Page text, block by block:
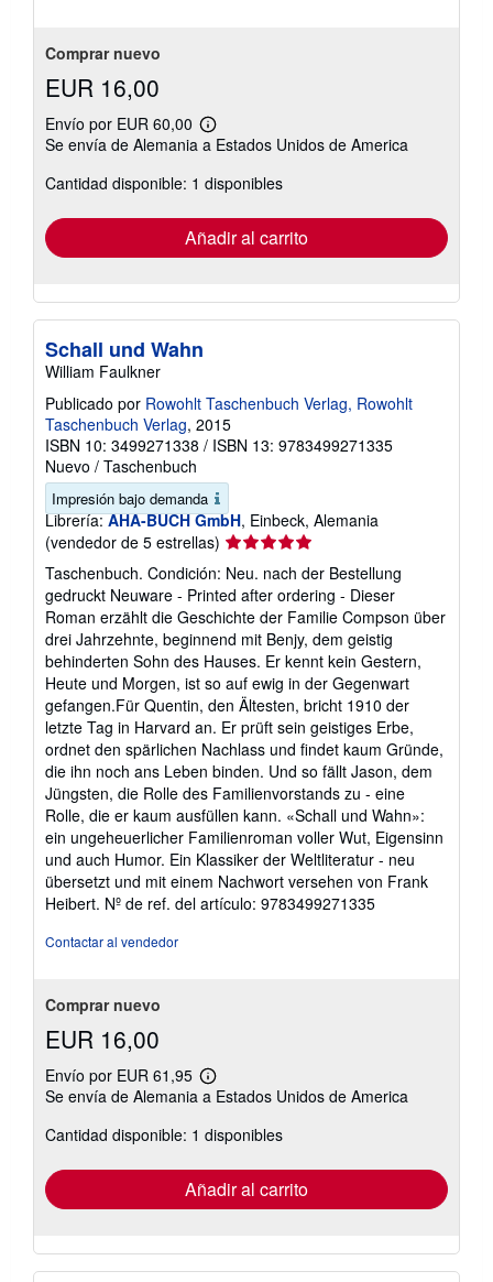
Comprar nuevo
EUR 16,00
Envío por EUR 60,00
Más
información
las
tarifas
envío
Se envía de Alemania a Estados Unidos de America
Cantidad disponible: 1 disponibles
Añadir al carrito
Schall und Wahn
William Faulkner
Publicado por Rowohlt Taschenbuch Verlag, Rowohlt
Taschenbuch Verlag, 2015
ISBN 10: 3499271338 / ISBN 13: 9783499271335
Nuevo / Taschenbuch
Impresión bajo demanda
Librería: AHA-BUCH GmbH, Einbeck, Alemania
(vendedor de 5 estrellas) Calificación
del
vendedor:
5
de
5
estrellas
Taschenbuch. Condición: Neu. nach der Bestellung
gedruckt Neuware - Printed after ordering - Dieser
Roman erzählt die Geschichte der Familie Compson über
drei Jahrzehnte, beginnend mit Benjy, dem geistig
behinderten Sohn des Hauses. Er kennt kein Gestern,
Heute und Morgen, ist so auf ewig in der Gegenwart
gefangen.Für Quentin, den Ältesten, bricht 1910 der
letzte Tag in Harvard an. Er prüft sein geistiges Erbe,
ordnet den spärlichen Nachlass und findet kaum Gründe,
die ihn noch ans Leben binden. Und so fällt Jason, dem
Jüngsten, die Rolle des Familienvorstands zu - eine
Rolle, die er kaum ausfüllen kann. «Schall und Wahn»:
ein ungeheuerlicher Familienroman voller Wut, Eigensinn
und auch Humor. Ein Klassiker der Weltliteratur - neu
übersetzt und mit einem Nachwort versehen von Frank
Heibert. Nº de ref. del artículo: 9783499271335
Contactar al vendedor
Comprar nuevo
EUR 16,00
Envío por EUR 61,95
Más
información
las
tarifas
envío
Se envía de Alemania a Estados Unidos de America
Cantidad disponible: 1 disponibles
Añadir al carrito